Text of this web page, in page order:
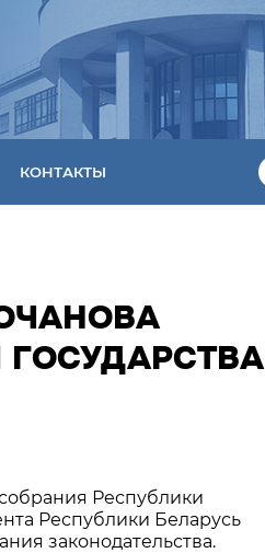
КОНТАКТЫ
Республики
Республики Беларусь
законодательства.